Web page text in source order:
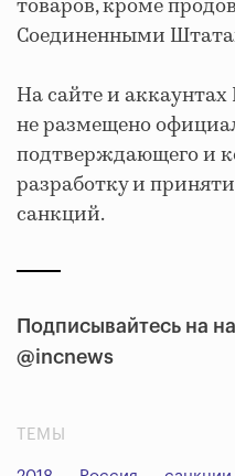
товаров, кроме
Соединенными
На сайте и
не размещено
подтверждающего и
разработку и
санкций.
Подписывайтесь на
@incnews
ТЕМЫ